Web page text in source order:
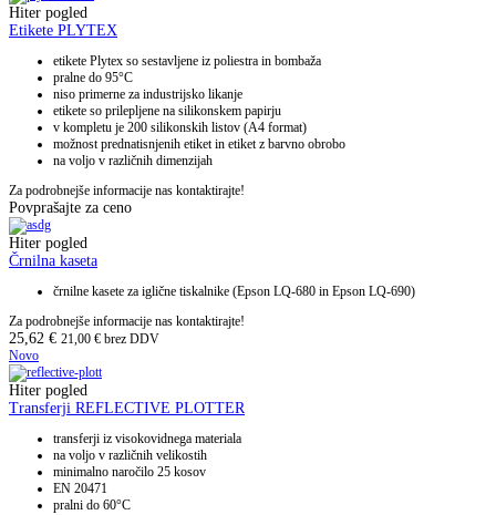
Hiter pogled
Etikete PLYTEX
etikete Plytex so sestavljene iz poliestra in bombaža
pralne do 95°C
niso primerne za industrijsko likanje
etikete so prilepljene na silikonskem papirju
v kompletu je 200 silikonskih listov (A4 format)
možnost prednatisnjenih etiket in etiket z barvno obrobo
na voljo v različnih dimenzijah
Za podrobnejše informacije nas kontaktirajte!
Povprašajte za ceno
Hiter pogled
Črnilna kaseta
črnilne kasete za iglične tiskalnike (Epson LQ-680 in Epson LQ-690)
Za podrobnejše informacije nas kontaktirajte!
25,62 € 21,00 € brez DDV
Novo
Hiter pogled
Transferji REFLECTIVE PLOTTER
transferji iz visokovidnega materiala
na voljo v različnih velikostih
minimalno naročilo 25 kosov
EN 20471
pralni do 60°C